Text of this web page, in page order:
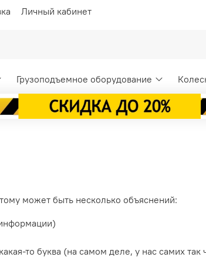
Личный кабинет
Грузоподъемное оборудование
может быть несколько объяснений:
то буква (на самом деле, у нас самих так